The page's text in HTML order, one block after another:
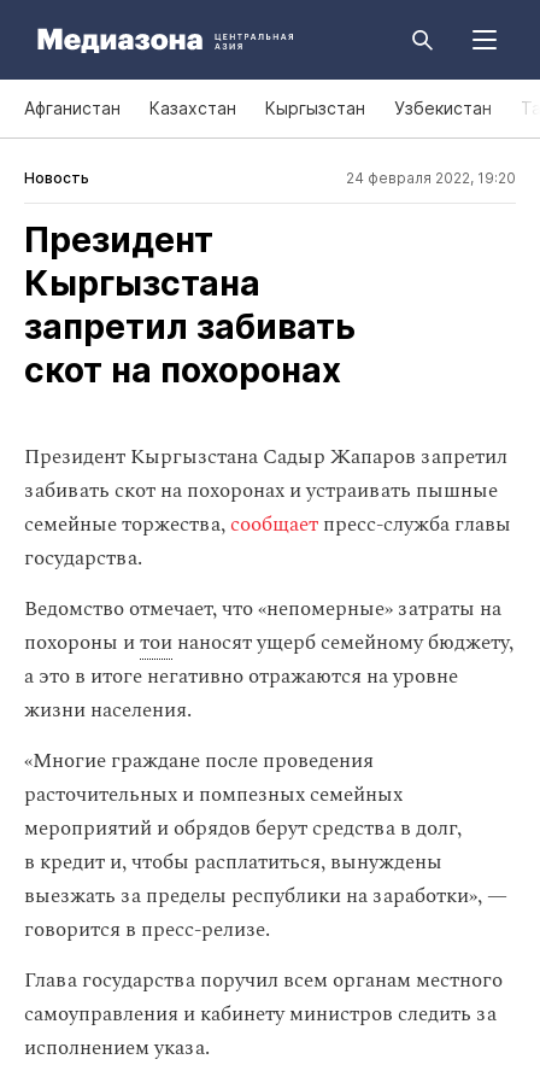
Афганистан Казахстан Кыргызстан Узбекистан
Новость 24 февраля 2022, 19:20
Президент
Кыргызстана
запретил забивать
скот на похоронах
Президент Кыргызстана Садыр Жапаров запретил
забивать скот на похоронах и устраивать пышные
семейные торжества,сообщаетпресс-служба главы
государства.
Ведомство отмечает, что «непомерные» затраты на
похороны итоинаносят ущерб семейному бюджету,
а это в итоге негативно отражаются на уровне
жизни населения.
«Многие граждане после проведения
расточительных и помпезных семейных
мероприятий и обрядов берут средства в долг,
в кредит и, чтобы расплатиться, вынуждены
выезжать за пределы республики на заработки», —
говорится в пресс-релизе.
Глава государства поручил всем органам местного
самоуправления и кабинету министров следить за
исполнением указа.